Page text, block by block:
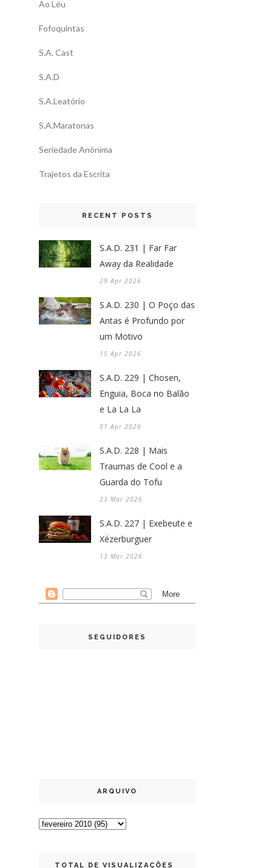
Ao Léu
Fofoquintas
S.A. Cast
S.A.D
S.A.Leatório
S.A.Maratonas
Seriedade Anônima
Trajetos da Escrita
RECENT POSTS
S.A.D. 231 | Far Far
Away da Realidade
29 Apr 2026
S.A.D. 230 | O Poço das
Antas é Profundo por
um Motivo
15 Apr 2026
S.A.D. 229 | Chosen,
Enguia, Boca no Balão
e La La La
01 Apr 2026
S.A.D. 228 | Mais
Traumas de Cool e a
Guarda do Tofu
23 Mar 2026
S.A.D. 227 | Exebeute e
Xézerburguer
13 Mar 2026
SEGUIDORES
ARQUIVO
TOTAL DE VISUALIZAÇÕES